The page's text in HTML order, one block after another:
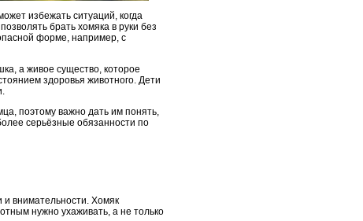
избежать ситуаций, когда
брать хомяка в руки без
форме, например, с
а живое существо, которое
здоровья животного. Дети
поэтому важно дать им понять,
серьёзные обязанности по
и внимательности. Хомяк
нужно ухаживать, а не только